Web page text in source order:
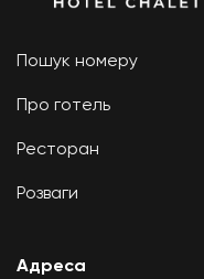
Пошук номеру
Про готель
Ресторан
Розваги
Адреса